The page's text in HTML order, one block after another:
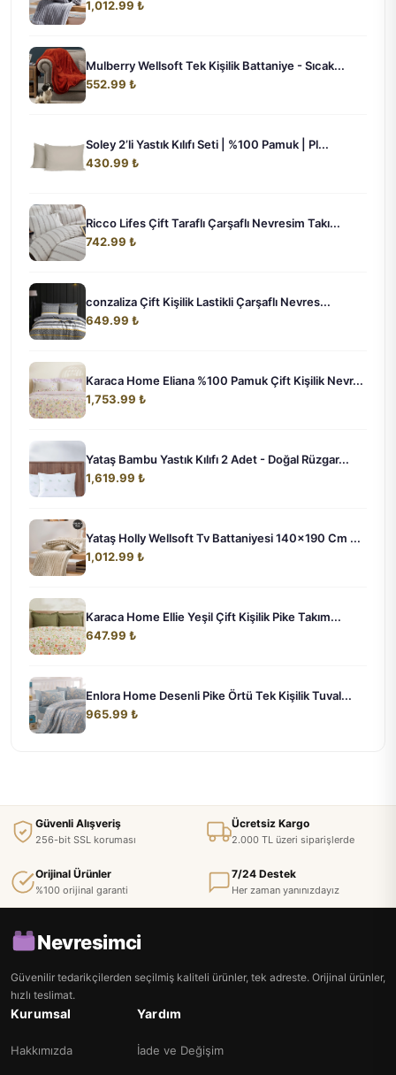
1,012.99 ₺
Mulberry Wellsoft Tek Kişilik Battaniye - Sıcak...
552.99 ₺
Soley 2’li Yastık Kılıfı Seti | %100 Pamuk | Pl...
430.99 ₺
Ricco Lifes Çift Taraflı Çarşaflı Nevresim Takı...
742.99 ₺
conzaliza Çift Kişilik Lastikli Çarşaflı Nevres...
649.99 ₺
Karaca Home Eliana %100 Pamuk Çift Kişilik Nevr...
1,753.99 ₺
Yataş Bambu Yastık Kılıfı 2 Adet - Doğal Rüzgar...
1,619.99 ₺
Yataş Holly Wellsoft Tv Battaniyesi 140x190 Cm ...
1,012.99 ₺
Karaca Home Ellie Yeşil Çift Kişilik Pike Takım...
647.99 ₺
Enlora Home Desenli Pike Örtü Tek Kişilik Tuval...
965.99 ₺
Güvenli Alışveriş
256-bit SSL koruması
Ücretsiz Kargo
2.000 TL üzeri siparişlerde
Orijinal Ürünler
%100 orijinal garanti
7/24 Destek
Her zaman yanınızdayız
Nevresimci
Güvenilir tedarikçilerden seçilmiş kaliteli ürünler, tek adreste. Orijinal ürünler,
hızlı teslimat.
Kurumsal
Hakkımızda
Yardım
İade ve Değişim